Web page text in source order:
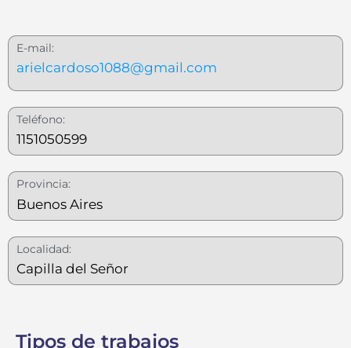
E-mail:
arielcardoso1088@gmail.com
Teléfono:
1151050599
Provincia:
Buenos Aires
Localidad:
Capilla del Señor
Tipos de trabajos